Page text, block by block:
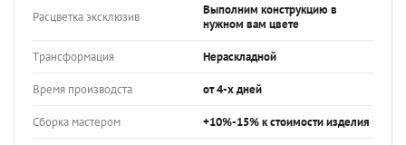
Расцветка эксклюзив
Выполним конструкцию в
нужном вам цвете
Трансформация Нераскладной
Время производста от 4-х дней
Сборка мастером +10%-15% к стоимости изделия